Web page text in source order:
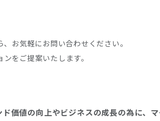
お気軽にお問い合わせください。
をご提案いたします。
ド価値の向上やビジネスの成長の為に、